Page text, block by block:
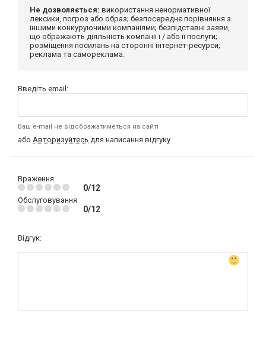
Не дозволяється: використання ненормативної
лексики, погроз або образ; безпосереднє порівняння з
іншими конкуруючими компаніями; безпідставні заяви,
що ображають діяльність компанії і / або її послуги;
розміщення посилань на сторонні інтернет-ресурси;
реклама та самореклама.
Введіть email:
Ваш e-mail не відображатиметься на сайті
або Авторизуйтесь для написання відгуку
Враження
0/12
Обслуговування
0/12
Відгук: